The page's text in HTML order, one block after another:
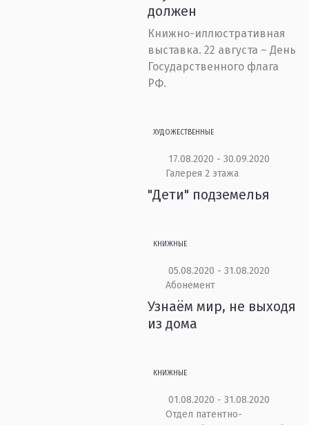
должен
Книжно-иллюстративная
выставка. 22 августа – День
Государственного флага
РФ.
ХУДОЖЕСТВЕННЫЕ
17.08.2020 - 30.09.2020
Галерея 2 этажа
"Дети" подземелья
КНИЖНЫЕ
05.08.2020 - 31.08.2020
Абонемент
Узнаём мир, не выходя
из дома
КНИЖНЫЕ
01.08.2020 - 31.08.2020
Отдел патентно-